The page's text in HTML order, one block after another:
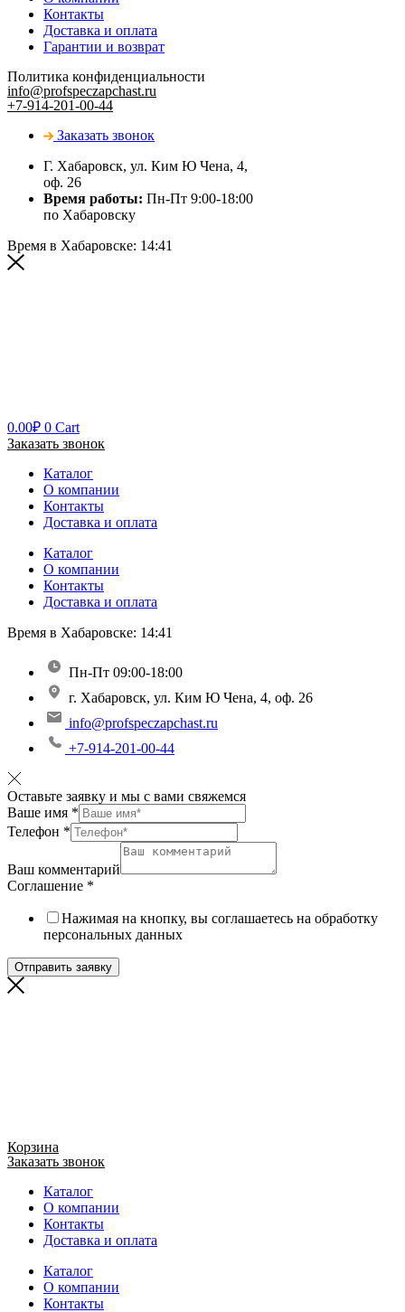
Контакты
Доставка и оплата
Гарантии и возврат
Политика конфиденциальности
info@profspeczapchast.ru
+7-914-201-00-44
Заказать звонок
Г. Хабаровск, ул. Ким Ю Чена, 4,
оф. 26
Время работы: Пн-Пт 9:00-18:00
по Хабаровску
Время в Хабаровске: 14:41
0.00₽ 0 Cart
Заказать звонок
Каталог
О компании
Контакты
Доставка и оплата
Каталог
О компании
Контакты
Доставка и оплата
Время в Хабаровске: 14:41
Пн-Пт 09:00-18:00
г. Хабаровск, ул. Ким Ю Чена, 4, оф. 26
info@profspeczapchast.ru
+7-914-201-00-44
Оставьте заявку и мы с вами свяжемся
Ваше имя *
Телефон *
Ваш комментарий
Соглашение *
Нажимая на кнопку, вы соглашаетесь на обработку
персональных данных
Отправить заявку
Корзина
Заказать звонок
Каталог
О компании
Контакты
Доставка и оплата
Каталог
О компании
Контакты